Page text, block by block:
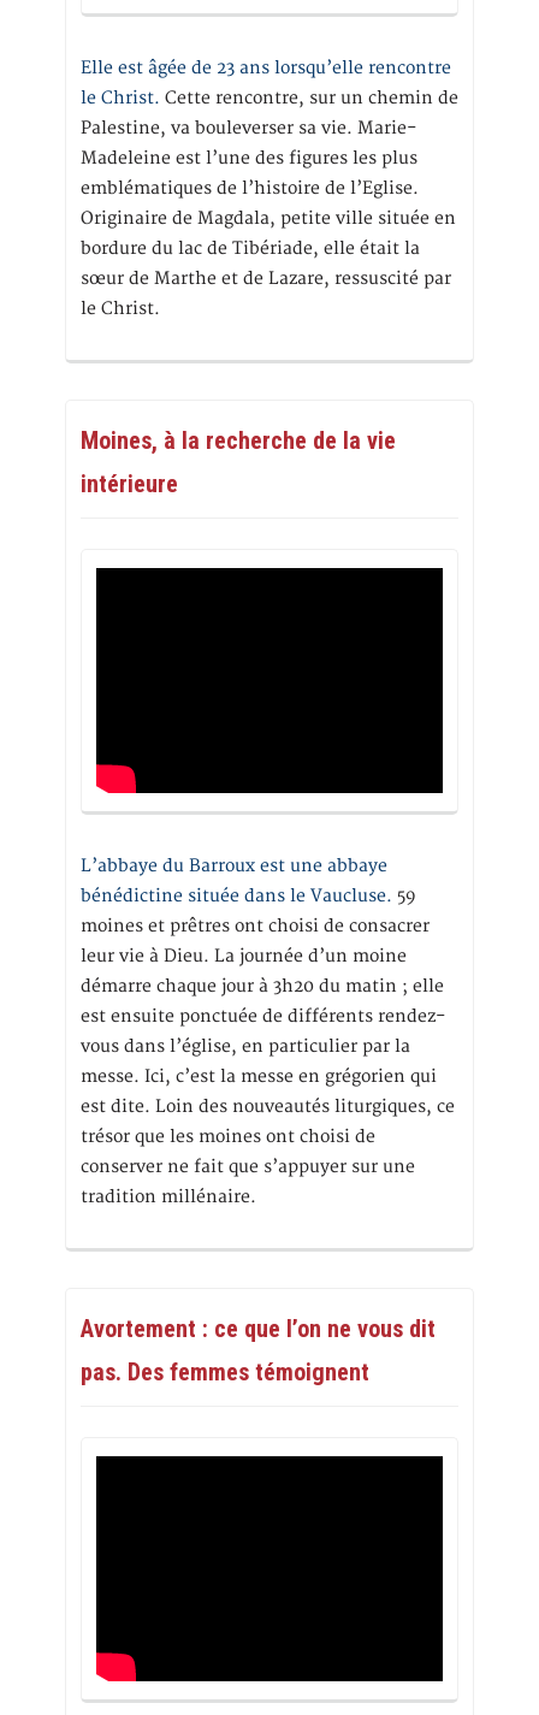
Elle est âgée de 23 ans lorsqu’elle rencontre
le Christ. Cette rencontre, sur un chemin de
Palestine, va bouleverser sa vie. Marie-
Madeleine est l’une des figures les plus
emblématiques de l’histoire de l’Eglise.
Originaire de Magdala, petite ville située en
bordure du lac de Tibériade, elle était la
sœur de Marthe et de Lazare, ressuscité par
le Christ.
Moines, à la recherche de la vie
intérieure
L’abbaye du Barroux est une abbaye
bénédictine située dans le Vaucluse. 59
moines et prêtres ont choisi de consacrer
leur vie à Dieu. La journée d’un moine
démarre chaque jour à 3h20 du matin ; elle
est ensuite ponctuée de différents rendez-
vous dans l’église, en particulier par la
messe. Ici, c’est la messe en grégorien qui
est dite. Loin des nouveautés liturgiques, ce
trésor que les moines ont choisi de
conserver ne fait que s’appuyer sur une
tradition millénaire.
Avortement : ce que l’on ne vous dit
pas. Des femmes témoignent